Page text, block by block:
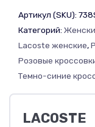
Артикул (SKU):
Категорий:
Lacoste женские,
Розовые
Темно-синие
LACOSTE